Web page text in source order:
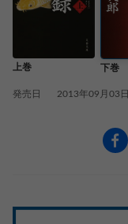
上巻 下巻
発売日 2013年09月03日